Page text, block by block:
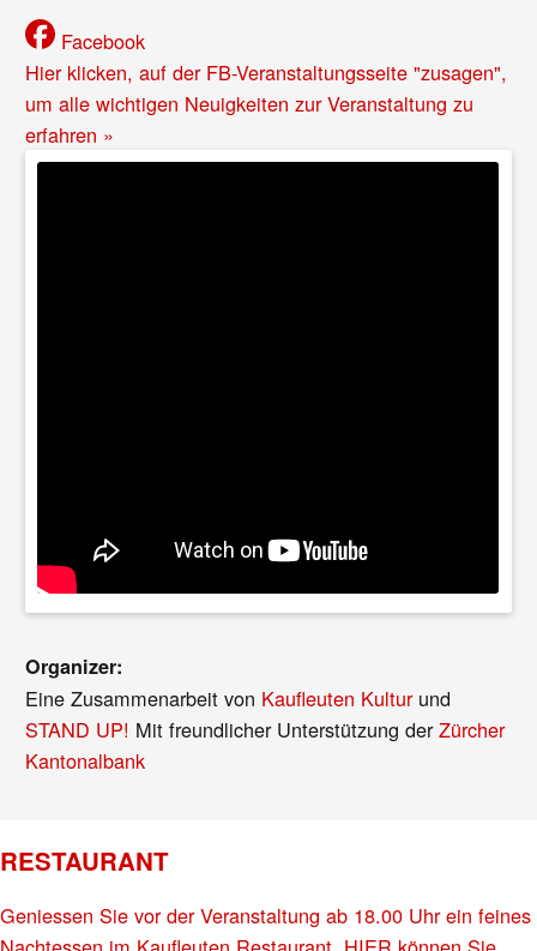
Facebook
Hier klicken, auf der FB-Veranstaltungsseite "zusagen",
um alle wichtigen Neuigkeiten zur Veranstaltung zu
erfahren »
Organizer:
Eine Zusammenarbeit von Kaufleuten Kulturund
STAND UP! Mit freundlicher Unterstützung derZürcher
Kantonalbank
RESTAURANT
Geniessen Sie vor der Veranstaltung ab 18.00 Uhr ein feines